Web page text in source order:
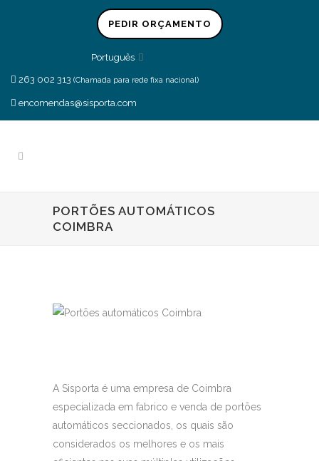
PEDIR ORÇAMENTO
Português
263 002 313 (Chamada para rede fixa nacional)
encomendas@sisporta.com
PORTÕES AUTOMÁTICOS
COIMBRA
A Sisporta é uma empresa de Coimbra
especializada em fabrico e venda de portões
automáticos seccionados, os quais são
considerados os melhores e os mais